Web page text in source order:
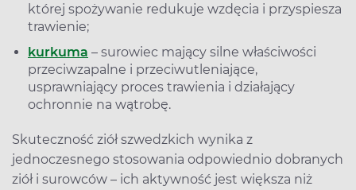
której spożywanie redukuje wzdęcia i przyspiesza
trawienie;
kurkuma – surowiec mający silne właściwości
przeciwzapalne i przeciwutleniające,
usprawniający proces trawienia i działający
ochronnie na wątrobę.
Skuteczność ziół szwedzkich wynika z
jednoczesnego stosowania odpowiednio dobranych
ziół i surowców – ich aktywność jest większa niż